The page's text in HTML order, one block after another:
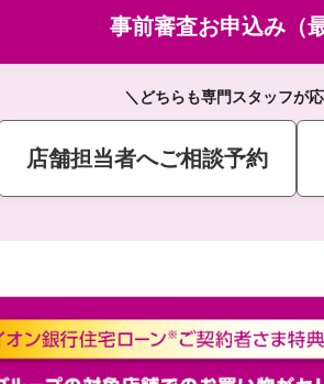
事前審査お申込み（
＼どちらも専門スタッフが
店舗担当者へご相談予約